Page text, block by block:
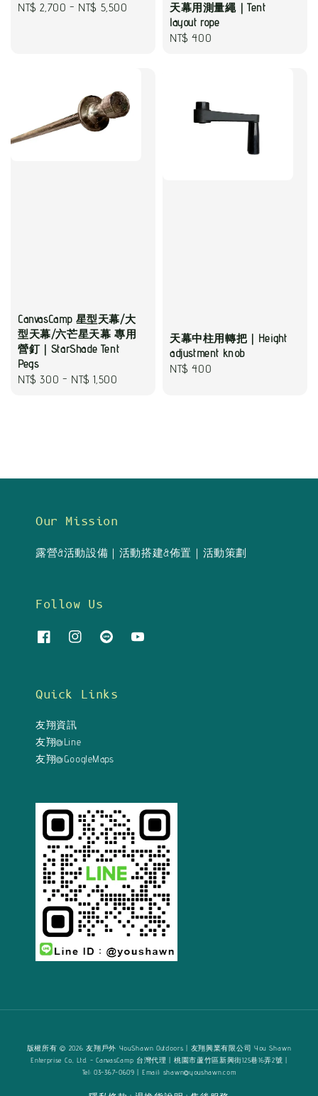
Regular
NT$ 2,700 - NT$ 5,500
天幕用測量繩｜Tent
layout rope
Regular
NT$ 400
CanvasCamp 星型天幕/大
型天幕/六芒星天幕 專用
營釘｜StarShade Tent
Pegs
Regular
NT$ 300 - NT$ 1,500
天幕中柱用轉把｜Height
adjustment knob
Regular
NT$ 400
Our Mission
露營&活動設備｜活動搭建&佈置｜活動策劃
Follow Us
Quick Links
友翔資訊
友翔@Line
友翔@GoogleMaps
版權所有 © 2026 友翔戶外 YouShawn Outdoors | 友翔興業有限公司 You Shawn
Enterprise Co., Ltd. - CanvasCamp 台灣代理 | 桃園市蘆竹區新興街125巷16弄2號 |
Tel: 03-367-0609 | Email: shawn@youshawn.com